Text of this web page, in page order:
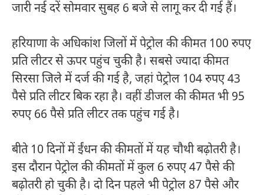
जारी नई दरें सोमवार सुबह 6 बजे से लागू कर दी गई हैं।
हरियाणा के अधिकांश जिलों में पेट्रोल की कीमत 100 रुपए
प्रति लीटर से ऊपर पहुंच चुकी है। सबसे ज्यादा कीमत
सिरसा जिले में दर्ज की गई है, जहां पेट्रोल 104 रुपए 43
पैसे प्रति लीटर बिक रहा है। वहीं डीजल की कीमत भी 95
रुपए 66 पैसे प्रति लीटर तक पहुंच गई है।
बीते 10 दिनों में ईंधन की कीमतों में यह चौथी बढ़ोतरी है।
इस दौरान पेट्रोल की कीमतों में कुल 6 रुपए 47 पैसे की
बढ़ोतरी हो चुकी है। दो दिन पहले भी पेट्रोल 87 पैसे और